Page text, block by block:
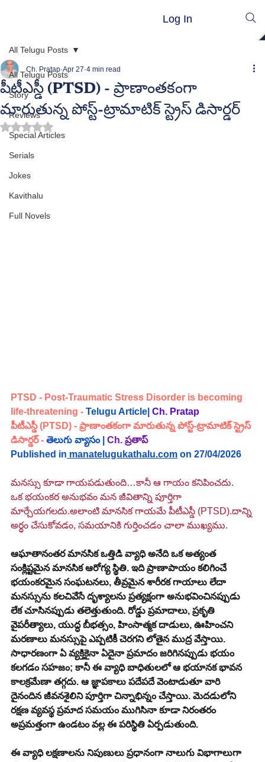
Log In
All Telugu Posts
Story
Reviews
Special Articles
Serials
Jokes
Kavithalu
Full Novels
All Telugu Posts
పీటీఎస్డీ (PTSD) - ప్రాణాంతకంగా
మారుతున్న పోస్ట్-ట్రామాటిక్ స్ట్రెస్ డిసార్డర్
Ch. Pratap Apr 27 4 min read
Rated NaN out of 5 stars.
PTSD - Post-Traumatic Stress Disorder is becoming
life-threatening - Telugu Article| Ch. Pratap
పీటీఎస్డీ (PTSD) - ప్రాణాంతకంగా మారుతున్న పోస్ట్-ట్రామాటిక్ స్ట్రెస్
డిసార్డర్ - తెలుగు వ్యాసం | Ch. ప్రతాప్
Published in manatelugukathalu.com on 27/04/2026
మనస్సు కూడా గాయపడుతుంది…కానీ ఆ గాయం కనిపించదు.
ఒక భయంకర అనుభవం మన జీవితాన్ని పూర్తిగా
మార్చేయగలదు.అలాంటి మానసిక గాయమే పీటీఎస్డీ (PTSD).దాన్ని
అర్థం చేసుకోవడం, సమయానికి గుర్తించడం చాలా ముఖ్యము.
ఆఘాతానంతర మానసిక ఒత్తిడి వ్యాధి అనేది ఒక అత్యంత
సంక్లిష్టమైన మానసిక ఆరోగ్య స్థితి. ఇది ప్రాణాపాయం కలిగించే
భయంకరమైన సంఘటనలు, తీవ్రమైన శారీరక గాయాలు లేదా
మనస్సును కలచివేసే దృశ్యాలను ప్రత్యక్షంగా అనుభవించినప్పుడు
లేక చూసినప్పుడు తలెత్తుతుంది. రోడ్డు ప్రమాదాలు, ప్రకృతి
వైపరీత్యాలు, యుద్ధ బీభత్సం, హింసాత్మక దాడులు, ఊహించని
మరణాలు మనస్సుపై ఎప్పటికీ చెరగని లోతైన ముద్ర వేస్తాయి.
సాధారణంగా ఏ వ్యక్తికైనా ఏదైనా ప్రమాదం జరిగినప్పుడు భయం
కలగడం సహజం; కానీ ఈ వ్యాధి బాధితులలో ఆ భయానక భావన
కాలక్రమేణా తగ్గదు. ఆ జ్ఞాపకాలు పదేపదే వెంటాడుతూ వారి
దైనందిన జీవనశైలిని పూర్తిగా చిన్నాభిన్నం చేస్తాయి. మెదడులోని
రక్షణ వ్యవస్థ ప్రమాద సమయం ముగిసినా కూడా నిరంతరం
అప్రమత్తంగా ఉండటం వల్ల ఈ పరిస్థితి ఏర్పడుతుంది.
ఈ వ్యాధి లక్షణాలను నిపుణులు ప్రధానంగా నాలుగు విభాగాలుగా